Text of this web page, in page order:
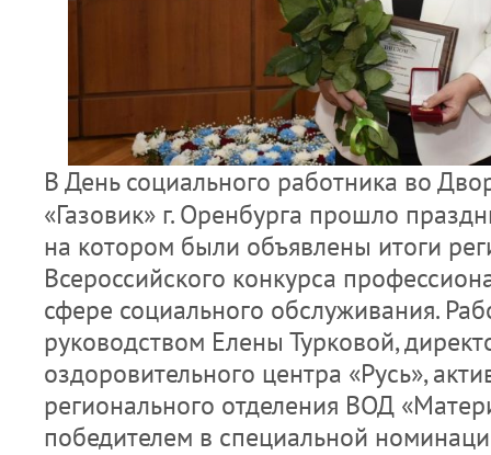
В День социального работника во
«Газовик» г. Оренбурга прошло
на котором были объявлены итоги
Всероссийского конкурса
сфере социального обслуживания.
руководством Елены Турковой,
оздоровительного центра «Русь»,
регионального отделения ВОД
победителем в специальной